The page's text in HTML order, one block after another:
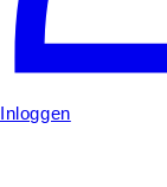
Inloggen